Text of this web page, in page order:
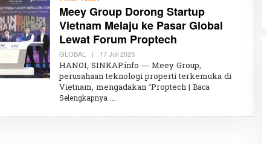
U
N
N
Meey Group Dorong Startup
Vietnam Melaju ke Pasar Global
Lewat Forum Proptech
GLOBAL | 17 Juli 2025O
L
E
H
K
HANOI, SINKAP.info — Meey Group,
perusahaan teknologi properti terkemuka di
Vietnam, mengadakan “Proptech | Baca
Selengkapnya